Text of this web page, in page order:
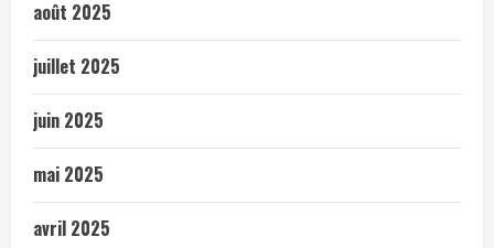
août 2025
juillet 2025
juin 2025
mai 2025
avril 2025